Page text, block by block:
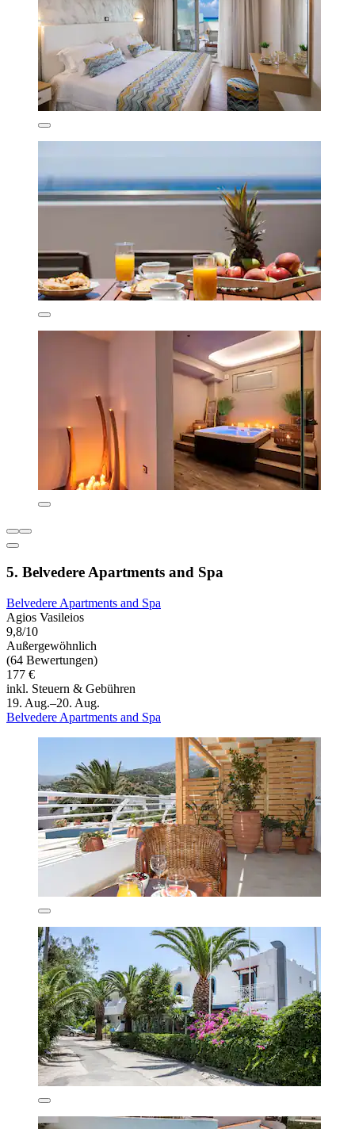
5. Belvedere Apartments and Spa
Belvedere Apartments and Spa
Agios Vasileios
9,8/10
Außergewöhnlich
(64 Bewertungen)
177 €
inkl. Steuern & Gebühren
19. Aug.–20. Aug.
Belvedere Apartments and Spa